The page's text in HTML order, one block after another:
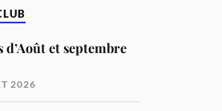
d’Août et septembre
2026